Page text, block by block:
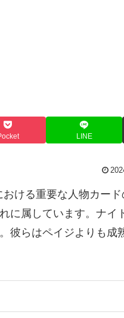
LINE
ける重要な人物カー
に属しています。ナイ
彼らはペイジよりも成